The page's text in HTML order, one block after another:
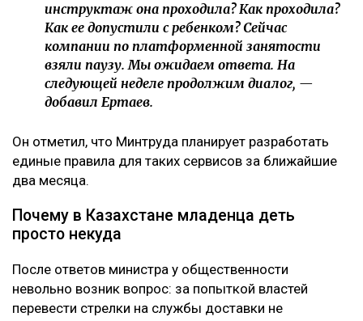
инструктаж она проходила? Как проходила?
Как ее допустили с ребенком? Сейчас
компании по платформенной занятости
взяли паузу. Мы ожидаем ответа. На
следующей неделе продолжим диалог, —
добавил Ертаев.
Он отметил, что Минтруда планирует разработать
единые правила для таких сервисов за ближайшие
два месяца.
Почему в Казахстане младенца деть
просто некуда
После ответов министра у общественности
невольно возник вопрос: за попыткой властей
перевести стрелки на службы доставки не